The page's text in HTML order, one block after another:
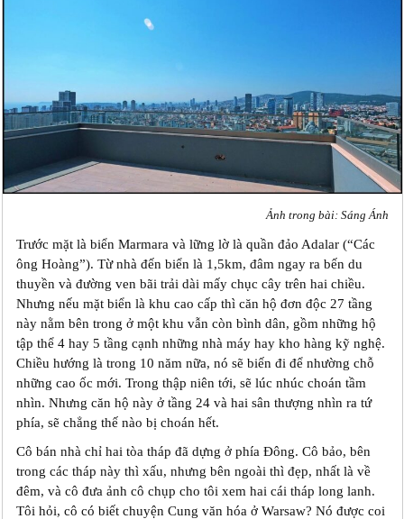
Ảnh trong bài: Sáng Ánh
Trước mặt là biển Marmara và lững lờ là quần đảo Adalar (“Các
ông Hoàng”). Từ nhà đến biển là 1,5km, đâm ngay ra bến du
thuyền và đường ven bãi trải dài mấy chục cây trên hai chiều.
Nhưng nếu mặt biển là khu cao cấp thì căn hộ đơn độc 27 tầng
này nằm bên trong ở một khu vẫn còn bình dân, gồm những hộ
tập thể 4 hay 5 tầng cạnh những nhà máy hay kho hàng kỹ nghệ.
Chiều hướng là trong 10 năm nữa, nó sẽ biến đi để nhường chỗ
những cao ốc mới. Trong thập niên tới, sẽ lúc nhúc choán tầm
nhìn. Nhưng căn hộ này ở tầng 24 và hai sân thượng nhìn ra tứ
phía, sẽ chẳng thế nào bị choán hết.
Cô bán nhà chỉ hai tòa tháp đã dựng ở phía Đông. Cô bảo, bên
trong các tháp này thì xấu, nhưng bên ngoài thì đẹp, nhất là về
đêm, và cô đưa ảnh cô chụp cho tôi xem hai cái tháp long lanh.
Tôi hỏi, cô có biết chuyện Cung văn hóa ở Warsaw? Nó được coi